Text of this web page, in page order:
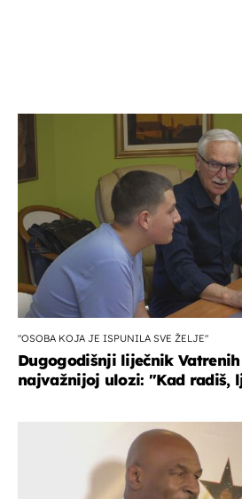
"OSOBA KOJA JE ISPUNILA SVE ŽELJE"
Dugogodišnji liječnik
najvažnijoj ulozi: "Kad radiš,